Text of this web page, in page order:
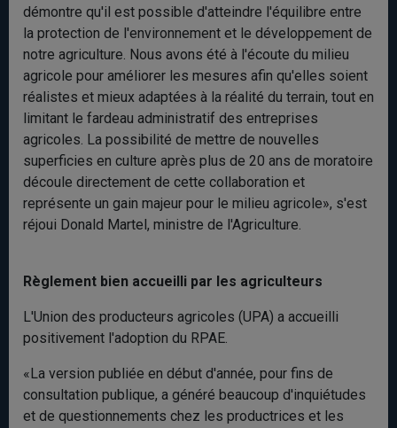
démontre qu'il est possible d'atteindre l'équilibre entre
la protection de l'environnement et le développement de
notre agriculture. Nous avons été à l'écoute du milieu
agricole pour améliorer les mesures afin qu'elles soient
réalistes et mieux adaptées à la réalité du terrain, tout en
limitant le fardeau administratif des entreprises
agricoles. La possibilité de mettre de nouvelles
superficies en culture après plus de 20 ans de moratoire
découle directement de cette collaboration et
représente un gain majeur pour le milieu agricole», s'est
réjoui Donald Martel, ministre de l'Agriculture.
Règlement bien accueilli par les agriculteurs
L'Union des producteurs agricoles (UPA) a accueilli
positivement l'adoption du RPAE.
«La version publiée en début d'année, pour fins de
consultation publique, a généré beaucoup d'inquiétudes
et de questionnements chez les productrices et les